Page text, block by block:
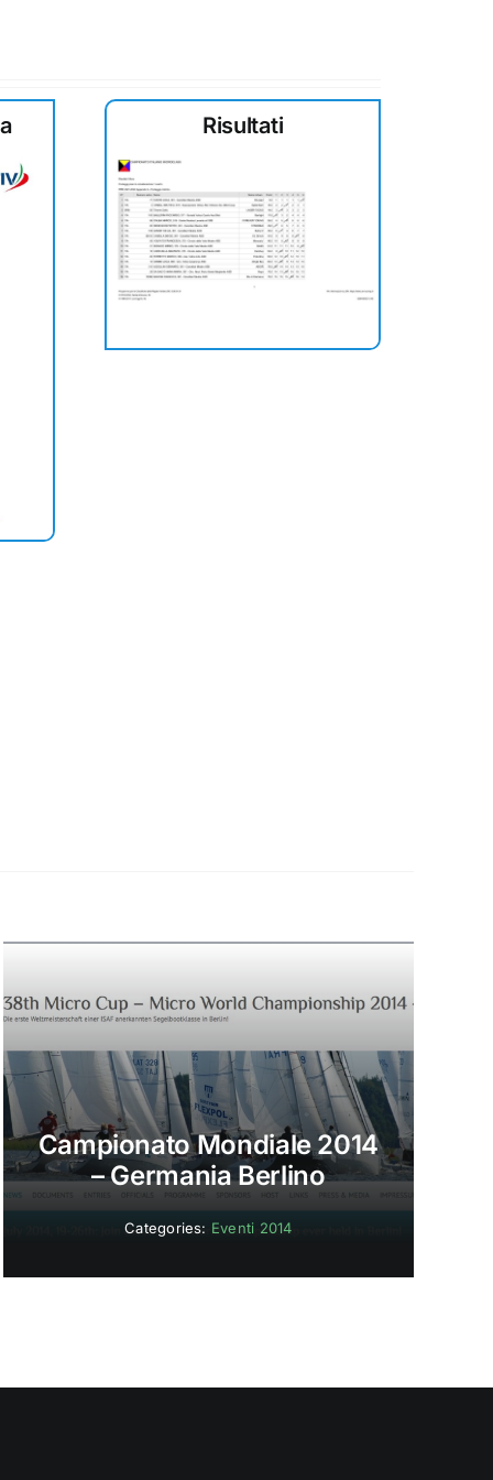
Risultati
Campionato Mondiale 2014
– Germania Berlino
Categories: Eventi 2014